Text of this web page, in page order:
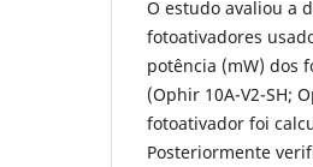
O estudo avaliou a
fotoativadores
potência (mW) dos
(Ophir 10A-V2-SH;
fotoativador foi
Posteriormente